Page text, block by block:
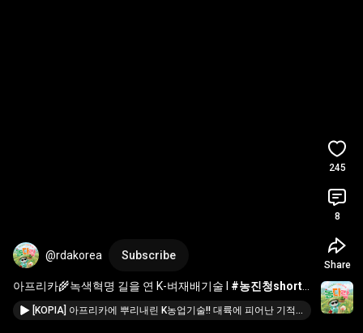
@rdakorea Subscribe
아프리카🌾녹색혁명 길을 연 K-벼재배기술 l #농진청shorts
📣
[KOPIA] 아프리카에 뿌리내린 K농업기술!! 대륙에 피어난 기적의 쌀~(풀버전)🤩
245
8
Share